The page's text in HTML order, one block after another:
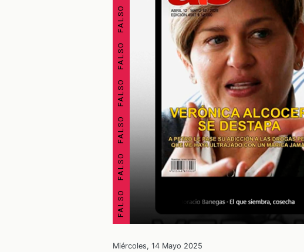
FALSO FALSO FALSO FALSO FALSO FALSO FALSO FALSO
Miércoles, 14 Mayo 2025